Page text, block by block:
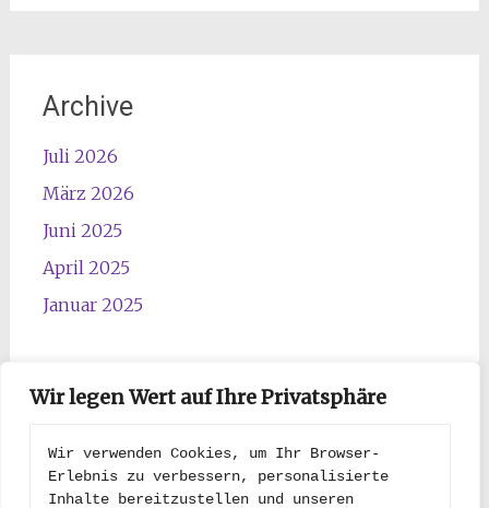
Wir legen Wert auf Ihre Privatsphäre
Wir verwenden Cookies, um Ihr Browser-
Erlebnis zu verbessern, personalisierte
Inhalte bereitzustellen und unseren
Archive
Juli 2026
März 2026
Juni 2025
April 2025
Januar 2025
Kategorien